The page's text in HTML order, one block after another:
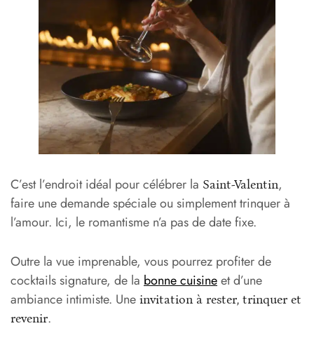
C’est l’endroit idéal pour célébrer la Saint-Valentin,
faire une demande spéciale ou simplement trinquer à
l’amour. Ici, le romantisme n’a pas de date fixe.
Outre la vue imprenable, vous pourrez profiter de
cocktails signature, de la bonne cuisineet d’une
ambiance intimiste. Une invitation à rester, trinquer et
revenir.